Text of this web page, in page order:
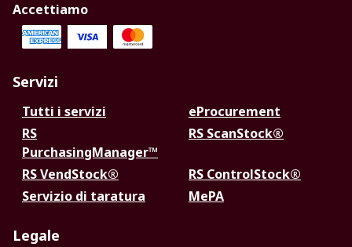
Accettiamo
Servizi
Tutti i servizi
eProcurement
RS
PurchasingManager™
RS ScanStock®
RS VendStock®
RS ControlStock®
Servizio di taratura
MePA
Legale